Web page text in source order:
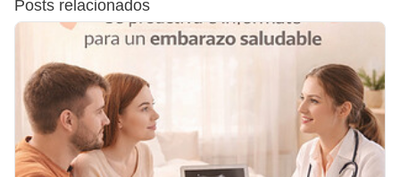
Posts relacionados